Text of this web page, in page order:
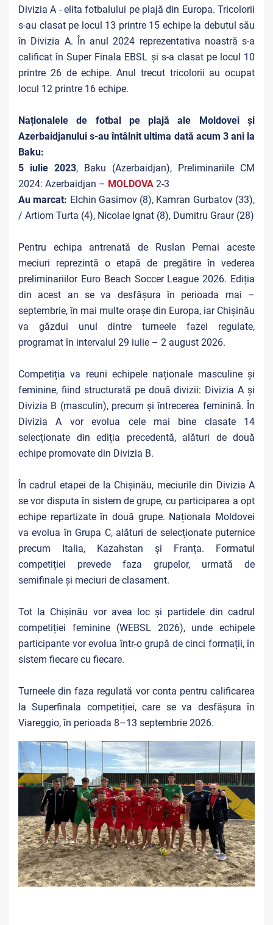
Divizia A - elita fotbalului pe plajă din Europa. Tricolorii
s-au clasat pe locul 13 printre 15 echipe la debutul său
în Divizia A. În anul 2024 reprezentativa noastră s-a
calificat în Super Finala EBSL și s-a clasat pe locul 10
printre 26 de echipe. Anul trecut tricolorii au ocupat
locul 12 printre 16 echipe.
Naționalele de fotbal pe plajă ale Moldovei și
Azerbaidjanului s-au întâlnit ultima dată acum 3 ani la
Baku:
5 iulie 2023, Baku (Azerbaidjan), Preliminariile CM
2024: Azerbaidjan – MOLDOVA 2-3
Au marcat: Elchin Gasimov (8), Kamran Gurbatov (33),
/ Artiom Turta (4), Nicolae Ignat (8), Dumitru Graur (28)
Pentru echipa antrenată de Ruslan Pernai aceste
meciuri reprezintă o etapă de pregătire în vederea
preliminariilor Euro Beach Soccer League 2026. Ediția
din acest an se va desfășura în perioada mai –
septembrie, în mai multe orașe din Europa, iar Chișinău
va găzdui unul dintre turneele fazei regulate,
programat în intervalul 29 iulie – 2 august 2026.
Competiția va reuni echipele naționale masculine și
feminine, fiind structurată pe două divizii: Divizia A și
Divizia B (masculin), precum și întrecerea feminină. În
Divizia A vor evolua cele mai bine clasate 14
selecționate din ediția precedentă, alături de două
echipe promovate din Divizia B.
În cadrul etapei de la Chișinău, meciurile din Divizia A
se vor disputa în sistem de grupe, cu participarea a opt
echipe repartizate în două grupe. Naționala Moldovei
va evolua în Grupa C, alături de selecționate puternice
precum Italia, Kazahstan și Franța. Formatul
competiției prevede faza grupelor, urmată de
semifinale și meciuri de clasament.
Tot la Chișinău vor avea loc și partidele din cadrul
competiției feminine (WEBSL 2026), unde echipele
participante vor evolua într-o grupă de cinci formații, în
sistem fiecare cu fiecare.
Turneele din faza regulată vor conta pentru calificarea
la Superfinala competiției, care se va desfășura în
Viareggio, în perioada 8–13 septembrie 2026.